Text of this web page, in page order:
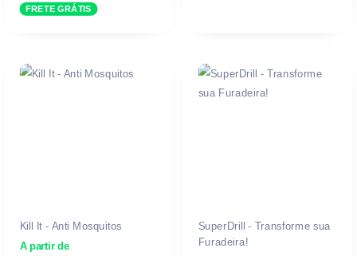
FRETE GRÁTIS
Kill It - Anti Mosquitos
A partir de
SuperDrill - Transforme sua
Furadeira!